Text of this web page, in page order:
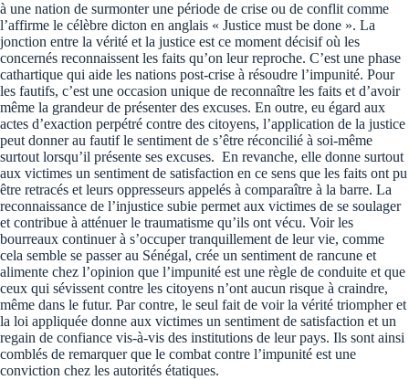
à une nation de surmonter une période de crise ou de conflit comme
l’affirme le célèbre dicton en anglais « Justice must be done ». La
jonction entre la vérité et la justice est ce moment décisif où les
concernés reconnaissent les faits qu’on leur reproche. C’est une phase
cathartique qui aide les nations post-crise à résoudre l’impunité. Pour
les fautifs, c’est une occasion unique de reconnaître les faits et d’avoir
même la grandeur de présenter des excuses. En outre, eu égard aux
actes d’exaction perpétré contre des citoyens, l’application de la justice
peut donner au fautif le sentiment de s’être réconcilié à soi-même
surtout lorsqu’il présente ses excuses. En revanche, elle donne surtout
aux victimes un sentiment de satisfaction en ce sens que les faits ont pu
être retracés et leurs oppresseurs appelés à comparaître à la barre. La
reconnaissance de l’injustice subie permet aux victimes de se soulager
et contribue à atténuer le traumatisme qu’ils ont vécu. Voir les
bourreaux continuer à s’occuper tranquillement de leur vie, comme
cela semble se passer au Sénégal, crée un sentiment de rancune et
alimente chez l’opinion que l’impunité est une règle de conduite et que
ceux qui sévissent contre les citoyens n’ont aucun risque à craindre,
même dans le futur. Par contre, le seul fait de voir la vérité triompher et
la loi appliquée donne aux victimes un sentiment de satisfaction et un
regain de confiance vis-à-vis des institutions de leur pays. Ils sont ainsi
comblés de remarquer que le combat contre l’impunité est une
conviction chez les autorités étatiques.